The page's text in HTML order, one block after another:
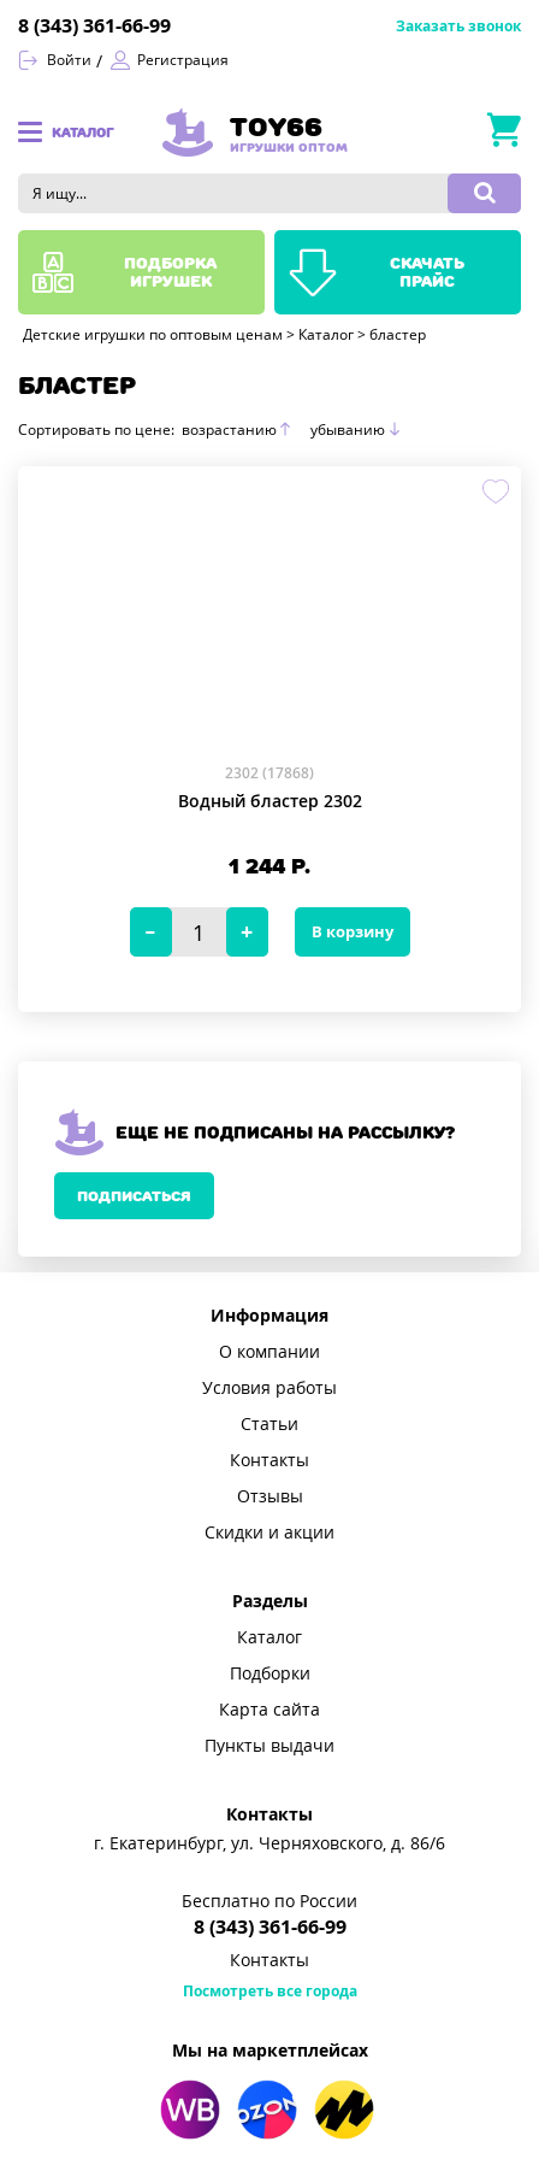
Войти Регистрация
8 (343) 361-66-99 Заказать звонок
КАТАЛОГ TOY66
ИГРУШКИ ОПТОМ
Детские игрушки по оптовым ценам > Каталог > бластер
БЛАСТЕР
Сортировать по цене: возрастанию убыванию
2302 (17868)
Водный бластер 2302
1 244Р.
В корзину
подборка
игрушек
скачать
прайс
Еще не подписаны на рассылку?
ПОДПИСАТЬСЯ
Информация
О компании
Условия работы
Статьи
Контакты
Отзывы
Скидки и акции
Разделы
Каталог
Подборки
Карта сайта
Пункты выдачи
Контакты
г. Екатеринбург, ул. Черняховского, д. 86/6
Бесплатно по России
8 (343) 361-66-99
Контакты
Посмотреть все города
Мы на маркетплейсах